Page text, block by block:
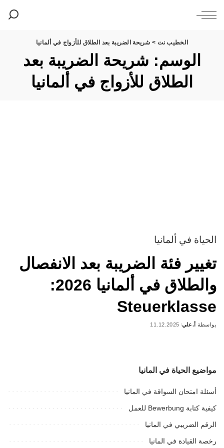
الخطيب نت > شريحة الضريبة بعد الطلاق للأزواج في ألمانيا
الوسم: شريحة الضريبة بعد
الطلاق للأزواج في ألمانيا
الحياة في ألمانيا
تغيير فئة الضريبة بعد الانفصال
والطلاق في ألمانيا 2026:
Steuerklasse
Posted
بواسطة أ.علي 11.12.2025
مواضيع الحياة في المانيا
أسئلة امتحان السواقة في المانيا
كيفية كتابة Bewerbung للعمل
الرقم الضريبي في المانيا
رخصة القيادة في المانيا